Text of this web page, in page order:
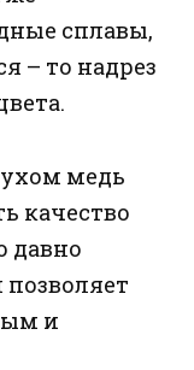
сплавы,
– то надрез
медь
качество
давно
и